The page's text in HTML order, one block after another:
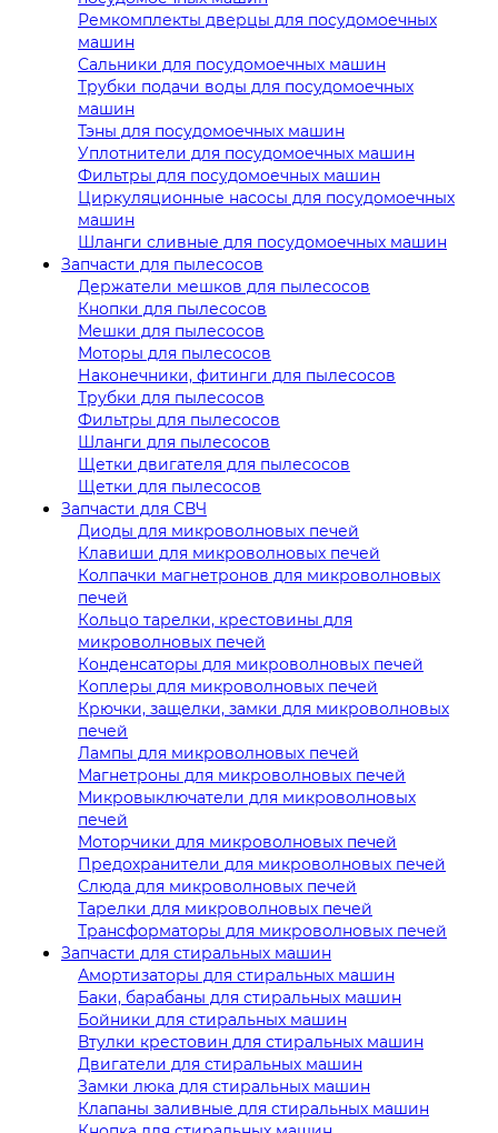
Ремкомплекты дверцы для посудомоечных
машин
Сальники для посудомоечных машин
Трубки подачи воды для посудомоечных
машин
Тэны для посудомоечных машин
Уплотнители для посудомоечных машин
Фильтры для посудомоечных машин
Циркуляционные насосы для посудомоечных
машин
Шланги сливные для посудомоечных машин
Запчасти для пылесосов
Держатели мешков для пылесосов
Кнопки для пылесосов
Мешки для пылесосов
Моторы для пылесосов
Наконечники, фитинги для пылесосов
Трубки для пылесосов
Фильтры для пылесосов
Шланги для пылесосов
Щетки двигателя для пылесосов
Щетки для пылесосов
Запчасти для СВЧ
Диоды для микроволновых печей
Клавиши для микроволновых печей
Колпачки магнетронов для микроволновых
печей
Кольцо тарелки, крестовины для
микроволновых печей
Конденсаторы для микроволновых печей
Коплеры для микроволновых печей
Крючки, защелки, замки для микроволновых
печей
Лампы для микроволновых печей
Магнетроны для микроволновых печей
Микровыключатели для микроволновых
печей
Моторчики для микроволновых печей
Предохранители для микроволновых печей
Слюда для микроволновых печей
Тарелки для микроволновых печей
Трансформаторы для микроволновых печей
Запчасти для стиральных машин
Амортизаторы для стиральных машин
Баки, барабаны для стиральных машин
Бойники для стиральных машин
Втулки крестовин для стиральных машин
Двигатели для стиральных машин
Замки люка для стиральных машин
Клапаны заливные для стиральных машин